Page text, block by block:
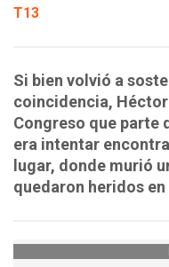
T13
Si bien volvió a
coincidencia, Héctor
Congreso que parte
era intentar
lugar, donde murió
quedaron heridos